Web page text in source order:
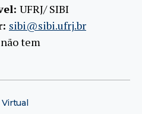
UFRJ/ SIBI
sibi@sibi.ufrj.br
não tem